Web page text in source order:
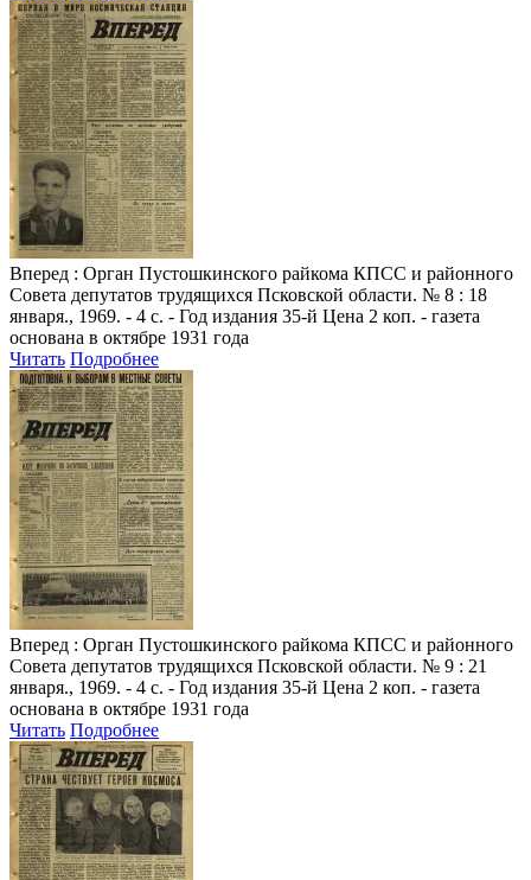
Вперед : Орган Пустошкинского райкома КПСС и районного
Совета депутатов трудящихся Псковской области. № 8 : 18
января., 1969. - 4 с. - Год издания 35-й Цена 2 коп. - газета
основана в октябре 1931 года
Читать Подробнее
Вперед : Орган Пустошкинского райкома КПСС и районного
Совета депутатов трудящихся Псковской области. № 9 : 21
января., 1969. - 4 с. - Год издания 35-й Цена 2 коп. - газета
основана в октябре 1931 года
Читать Подробнее